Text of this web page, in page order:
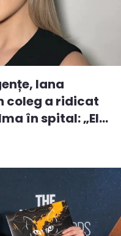
Iana
coleg a ridicat
în spital: „El